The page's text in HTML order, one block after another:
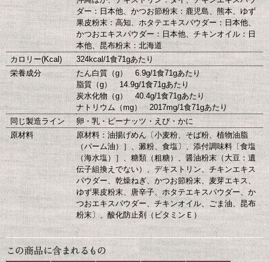
ダー：日本他、かつお節粉末：鹿児島、熊本、ゆず
果皮粉末：高知、ホタテエキスパウダー：日本他、
かつおエキスパウダー：日本他、チキンオイル：日
本他、昆布粉末：北海道
カロリー(Kcal)
324kcal/1食71gあたり
栄養成分
たん白質（g） 6.9g/1食71gあたり
脂質（g） 14.9g/1食71gあたり
炭水化物（g） 40.4g/1食71gあたり
ナトリウム（mg） 2017mg/1食71gあたり
同じ製造ライン
卵・乳・ピーナッツ・えび・かに
原材料
原材料：油揚げめん〔小麦粉、そば粉、植物油脂
（パーム油）］、澱粉、食塩〕、添付調味料〔食塩
（海水塩）］、糖類（粗糖）、醤油粉末（大豆：遺
伝子組換えでない）、デキストリン、チキンエキス
パウダー、乾燥ねぎ、かつお節粉末、麦芽エキス、
ゆず果皮粉末、唐辛子、ホタテエキスパウダー、か
つおエキスパウダー、チキンオイル、ごま油、昆布
粉末〕、酸化防止剤（ビタミンＥ）